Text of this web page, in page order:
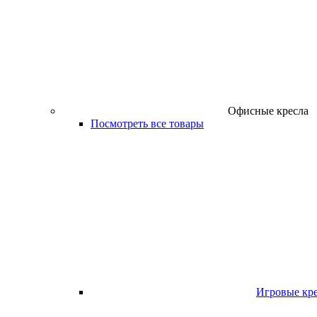
Офисные кресла
Посмотреть все товары
Игровые